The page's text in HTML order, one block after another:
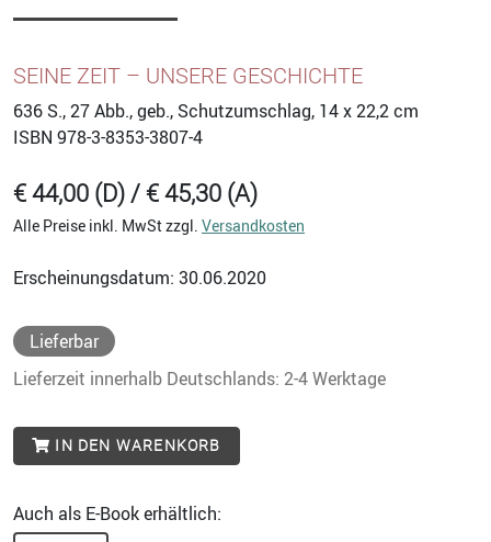
SEINE ZEIT – UNSERE GESCHICHTE
636 S., 27 Abb., geb., Schutzumschlag, 14 x 22,2 cm
ISBN 978-3-8353-3807-4
€ 44,00 (D) / € 45,30 (A)
Alle Preise inkl. MwSt zzgl. Versandkosten
Erscheinungsdatum: 30.06.2020
Lieferbar
Lieferzeit innerhalb Deutschlands: 2-4 Werktage
IN DEN WARENKORB
Auch als E-Book erhältlich: